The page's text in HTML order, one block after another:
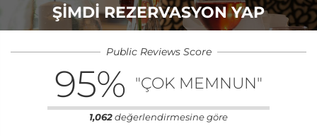
ŞIMDI REZERVASYON YAP
Public Reviews Score
95% "ÇOK MEMNUN"
1,062değerlendirmesine göre